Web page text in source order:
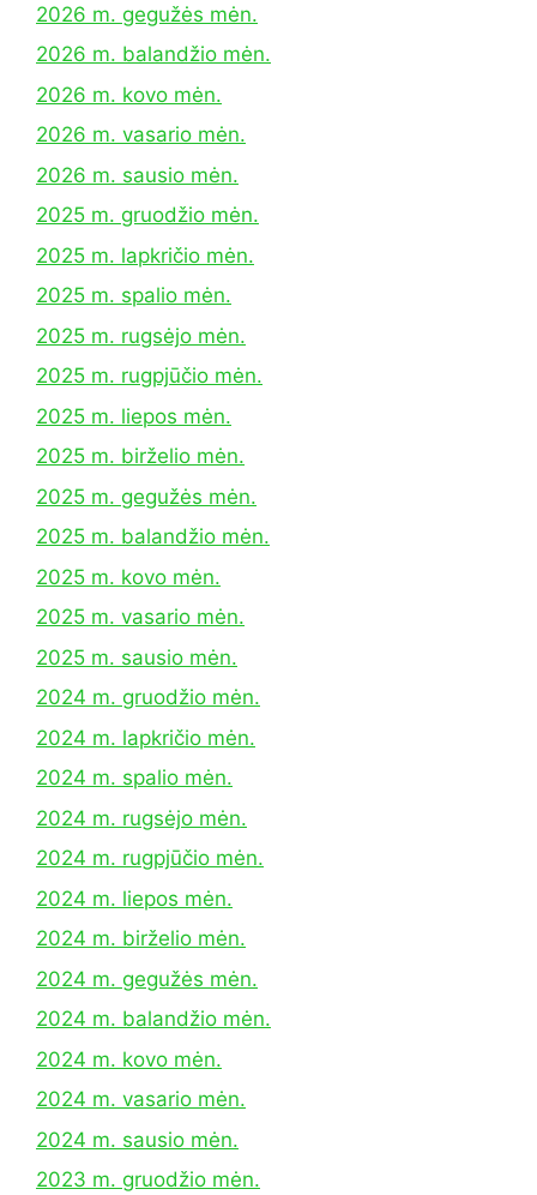
2026 m. gegužės mėn.
2026 m. balandžio mėn.
2026 m. kovo mėn.
2026 m. vasario mėn.
2026 m. sausio mėn.
2025 m. gruodžio mėn.
2025 m. lapkričio mėn.
2025 m. spalio mėn.
2025 m. rugsėjo mėn.
2025 m. rugpjūčio mėn.
2025 m. liepos mėn.
2025 m. birželio mėn.
2025 m. gegužės mėn.
2025 m. balandžio mėn.
2025 m. kovo mėn.
2025 m. vasario mėn.
2025 m. sausio mėn.
2024 m. gruodžio mėn.
2024 m. lapkričio mėn.
2024 m. spalio mėn.
2024 m. rugsėjo mėn.
2024 m. rugpjūčio mėn.
2024 m. liepos mėn.
2024 m. birželio mėn.
2024 m. gegužės mėn.
2024 m. balandžio mėn.
2024 m. kovo mėn.
2024 m. vasario mėn.
2024 m. sausio mėn.
2023 m. gruodžio mėn.